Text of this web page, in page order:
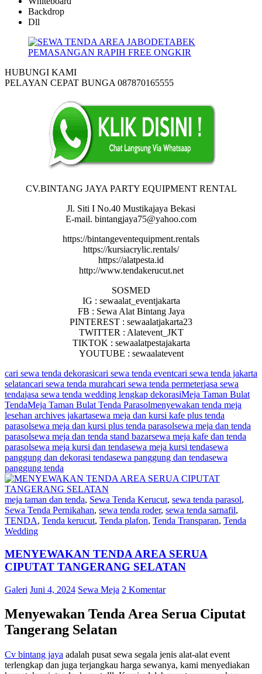
Backdrop
Dll
HUBUNGI KAMI
PELAYAN CEPAT BUNGA 087870165555
CV.BINTANG JAYA PARTY EQUIPMENT RENTAL
Jl. Siti I No.40 Mustikajaya Bekasi
E-mail. bintangjaya75@yahoo.com
https://bintangeventequipment.rentals
https://kursiacrylic.rentals/
https://alatpesta.id
http://www.tendakerucut.net
SOSMED
IG : sewaalat_eventjakarta
FB : Sewa Alat Bintang Jaya
PINTEREST : sewaalatjakarta23
TWITTER : Alatevent_JKT
TIKTOK : sewaalatpestajakarta
YOUTUBE : sewaalatevent
cari sewa tenda dekorasicari sewa tenda eventcari sewa tenda jakarta
selatancari sewa tenda murahcari sewa tenda permeterjasa sewa
tendajasa sewa tenda wedding lengkap dekorasiMeja Taman Bulat
TendaMeja Taman Bulat Tenda Parasolmenyewakan tenda meja
lesehan archives jakartasewa meja dan kursi kafe plus tenda
parasolsewa meja dan kursi plus tenda parasolsewa meja dan tenda
parasolsewa meja dan tenda stand bazarsewa meja kafe dan tenda
parasolsewa meja kursi dan tendasewa meja kursi tendasewa
panggung dan dekorasi tendasewa panggung dan tendasewa
panggung tenda
meja taman dan tenda, Sewa Tenda Kerucut, sewa tenda parasol,
Sewa Tenda Pernikahan, sewa tenda roder, sewa tenda sarnafil,
TENDA, Tenda kerucut, Tenda plafon, Tenda Transparan, Tenda
Wedding
MENYEWAKAN TENDA AREA SERUA
CIPUTAT TANGERANG SELATAN
Galeri Juni 4, 2024 Sewa Meja 2 Komentar
Menyewakan Tenda Area Serua Ciputat
Tangerang Selatan
Cv bintang jaya adalah pusat sewa segala jenis alat-alat event
terlengkap dan juga terjangkau harga sewanya, kami menyediakan